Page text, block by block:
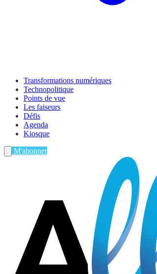
Transformations numériques
Technopolitique
Points de vue
Les faiseurs
Défis
Agenda
Kiosque
M'abonner